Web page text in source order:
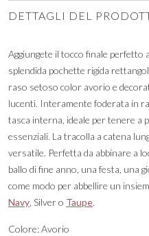
DETTAGLI DEL
Aggiungete il tocco finale perfetto
splendida pochette rigida
raso setoso color avorio e
lucenti. Interamente foderata in
tasca interna, ideale per tenere a
essenziali. La tracolla a catena
versatile. Perfetta da abbinare a
ballo di fine anno, una festa, una
come modo per abbellire un
Navy , Silver o Taupe.
Colore: Avorio